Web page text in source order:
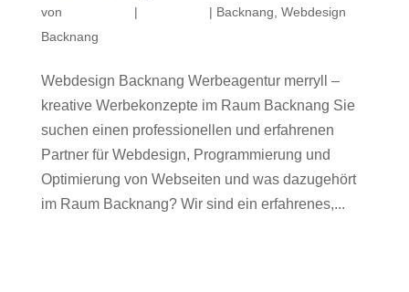
von | | Backnang Webdesign
Backnang
Webdesign Backnang Werbeagentur merryll –
kreative Werbekonzepte im Raum Backnang Sie
suchen einen professionellen und erfahrenen
Partner für Webdesign, Programmierung und
Optimierung von Webseiten und was dazugehört
im Raum Backnang? Wir sind ein erfahrenes,...